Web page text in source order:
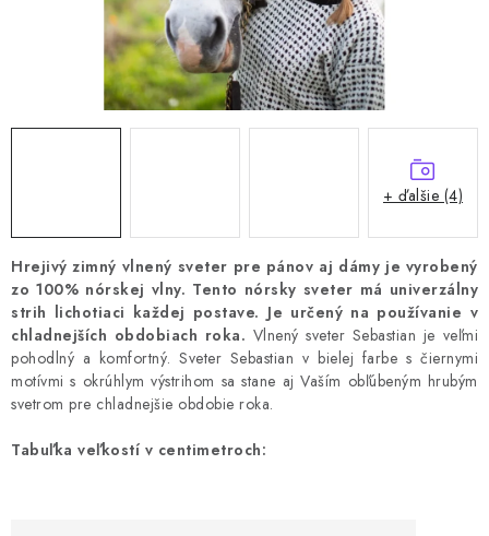
Hrejivý zimný vlnený sveter pre pánov aj dámy je vyrobený
zo 100% nórskej vlny. Tento nórsky sveter má univerzálny
strih lichotiaci každej postave. Je určený na používanie v
chladnejších obdobiach roka. Vlnený sveter Sebastian je veľmi
pohodlný a komfortný. Sveter Sebastian v bielej farbe s čiernymi
motívmi s okrúhlym výstrihom sa stane aj Vaším obľúbeným hrubým
svetrom pre chladnejšie obdobie roka.
Tabuľka veľkostí v centimetroch:
+ ďalšie (4)